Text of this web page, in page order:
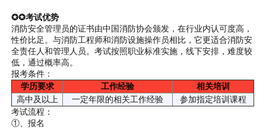
✪✪考试优势
消防安全管理员的证书由中国消防协会颁发，在行业内认可度高，
性价比足。与消防工程师和消防设施操作员相比，它更适合消防安
全责任人和管理人员。考试按照职业标准实施，线下安排，难度较
低，通过概率高。
报考条件：
学历要求
工作经验
相关培训
高中及以上
一定年限的相关工作经验
参加指定培训课程
考试流程：
①、报名